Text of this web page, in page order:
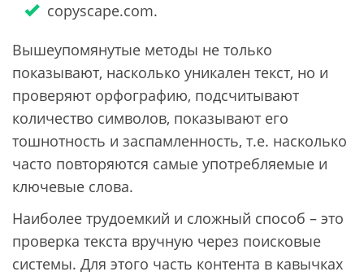
copyscape.com.
Вышеупомянутые методы не только
показывают, насколько уникален текст, но и
проверяют орфографию, подсчитывают
количество символов, показывают его
тошнотность и заспамленность, т.е. насколько
часто повторяются самые употребляемые и
ключевые слова.
Наиболее трудоемкий и сложный способ – это
проверка текста вручную через поисковые
системы. Для этого часть контента в кавычках